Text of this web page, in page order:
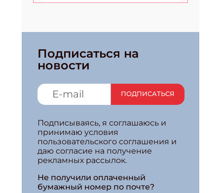
Подписаться на
новости
ПОДПИСАТЬСЯ
Подписываясь, я соглашаюсь и
принимаю условия
пользовательского соглашения и
даю согласие на получение
рекламных рассылок.
Не получили оплаченный
бумажный номер по почте?